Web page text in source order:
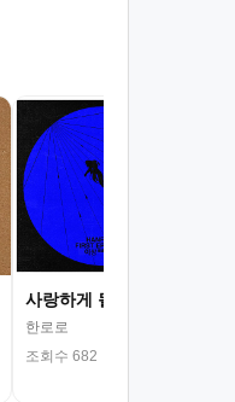
사랑하게 될 거야
한로로
조회수 682